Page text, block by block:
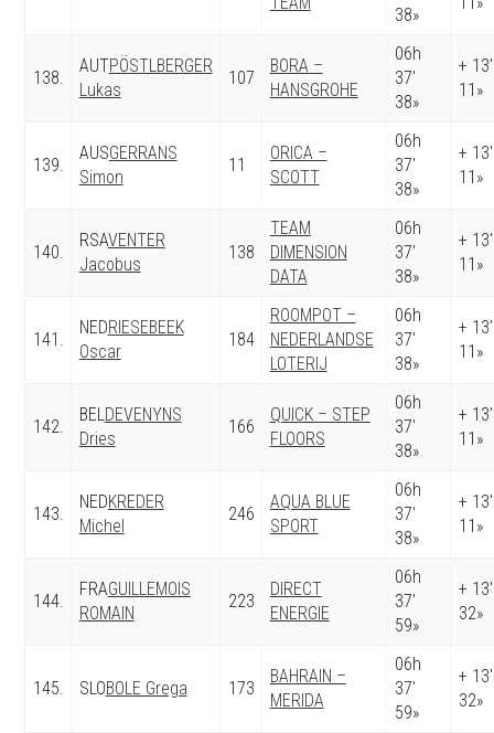
38»
138.
AUTPÖSTLBERGER
Lukas
107
BORA –
HANSGROHE
06h
37′
38»
+ 13′
11»
139.
AUSGERRANS
Simon
11
ORICA –
SCOTT
06h
37′
38»
+ 13′
11»
140.
RSAVENTER
Jacobus
138
TEAM
DIMENSION
DATA
06h
37′
38»
+ 13′
11»
141.
NEDRIESEBEEK
Oscar
184
ROOMPOT –
NEDERLANDSE
LOTERIJ
06h
37′
38»
+ 13′
11»
142.
BELDEVENYNS
Dries
166
QUICK – STEP
FLOORS
06h
37′
38»
+ 13′
11»
143.
NEDKREDER
Michel
246
AQUA BLUE
SPORT
06h
37′
38»
+ 13′
11»
144.
FRAGUILLEMOIS
ROMAIN
223
DIRECT
ENERGIE
06h
37′
59»
+ 13′
32»
145. SLOBOLE Grega 173
BAHRAIN –
MERIDA
06h
37′
59»
+ 13′
32»